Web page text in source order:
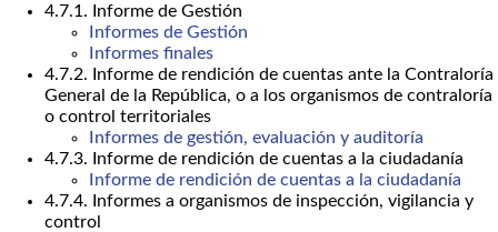
4.7.1. Informe de Gestión
Informes de Gestión
Informes finales
4.7.2. Informe de rendición de cuentas ante la Contraloría
General de la República, o a los organismos de contraloría
o control territoriales
Informes de gestión, evaluación y auditoría
4.7.3. Informe de rendición de cuentas a la ciudadanía
Informe de rendición de cuentas a la ciudadanía
4.7.4. Informes a organismos de inspección, vigilancia y
control